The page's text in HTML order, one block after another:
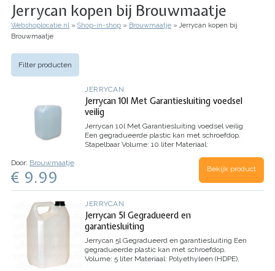
Jerrycan kopen bij Brouwmaatje
Kruimelpad
Webshoplocatie.nl Shop-in-shop Brouwmaatje
Jerrycan kopen bij
Brouwmaatje
Filter producten
JERRYCAN
Jerrycan 10l Met Garantiesluiting voedsel
veilig
Jerrycan 10l Met Garantiesluiting voedsel veilig
Een gegradueerde plastic kan met schroefdop.
Stapelbaar Volume: 10 liter Materiaal:
Door: Brouwmaatje
€ 9.99 Bekijk product
JERRYCAN
Jerrycan 5l Gegradueerd en
garantiesluiting
Jerrycan 5l Gegradueerd en garantiesluiting Een
gegradueerde plastic kan met schroefdop.
Volume: 5 liter Materiaal: Polyethyleen (HDPE),